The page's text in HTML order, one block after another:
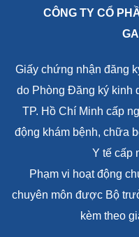
CÔNG TY CỔ
Giấy chứng nhận đăng
do Phòng Đăng ký kinh
TP. Hồ Chí Minh cấp
động khám bệnh, chữa
Y tế cấp
Phạm vi hoạt động
chuyên môn được Bộ
kèm theo